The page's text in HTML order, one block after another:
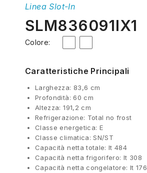
Linea Slot-In
SLM836091IX1
Colore:
Caratteristiche Principali
Larghezza: 83,6 cm
Profondità: 60 cm
Altezza: 191,2 cm
Refrigerazione: Total no frost
Classe energetica: E
Classe climatica: SN/ST
Capacità netta totale: lt 484
Capacità netta frigorifero: lt 308
Capacità netta congelatore: lt 176